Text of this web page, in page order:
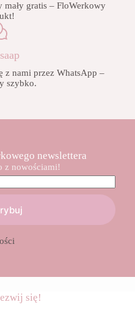
gratis – FloWerkowy
z nami przez WhatsApp –
szybko.
newslettera
z nowościami!
się!